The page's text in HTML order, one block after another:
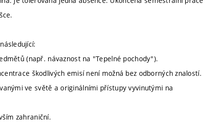
(např. návaznost na "Tepelné pochody").
škodlivých emisí není možná bez odborných znalostí.
ve světě a originálními přístupy vyvinutými na
zahraniční.